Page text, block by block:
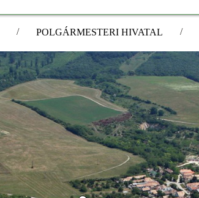
/ POLGÁRMESTERI HIVATAL /